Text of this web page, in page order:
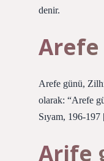
denir.
Arefe günü,
olarak: “Arefe
Sıyam, 196-
Arife